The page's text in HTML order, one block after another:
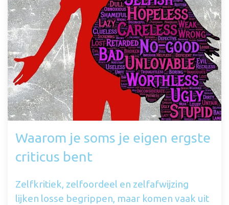
Waarom je soms je eigen ergste
criticus bent
Zelfkritiek, zelfoordeel en zelfafwijzing
lijken losse begrippen, maar komen vaak uit